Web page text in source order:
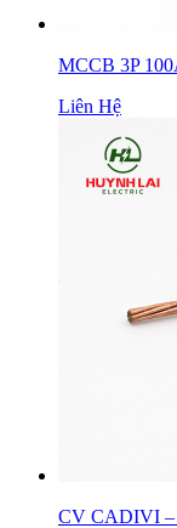
MCCB 3P
Liên Hệ
CV CADIVI –